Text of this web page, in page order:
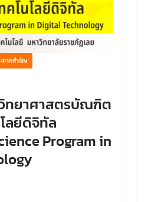
กาศสำคัญ
ทยาศาสตรบัณฑิต
ลยีดิจิทัล
Program in